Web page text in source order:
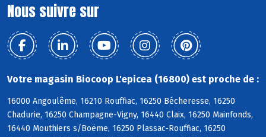
Nous suivre sur
Votre magasin Biocoop L'epicea (16800) est proche de :
16000 Angoulême, 16210 Rouffiac, 16250 Bécheresse, 16250
Chadurie, 16250 Champagne-Vigny, 16440 Claix, 16250 Mainfonds,
16440 Mouthiers s/Boëme, 16250 Plassac-Rouffiac, 16250